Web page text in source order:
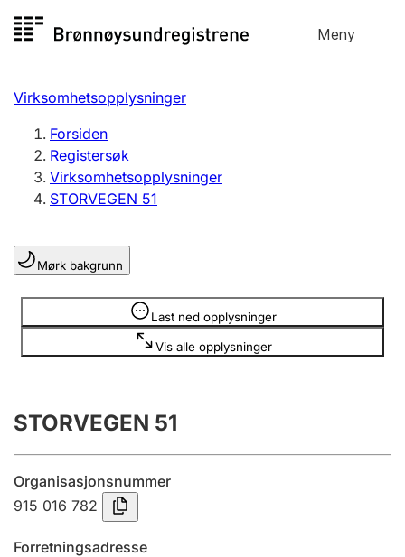
til
Meny
Registersøk
Aksjeselskap
Enkeltpersonforetak
Registrere, endre, slette
Lag og forening
Registrere, endre, slette
Årsregnskap
Innsending og forsinkelsesgebyr
Tinglysing
Virksomhetsopplysninger
Forsiden
Registersøk
Virksomhetsopplysninger
STORVEGEN 51
Mørk bakgrunn
Last ned opplysninger
Vis alle opplysninger
Opplysninger er skjult
STORVEGEN 51
Organisasjonsnummer
915 016 782
Forretningsadresse